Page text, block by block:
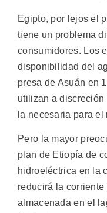
Egipto, por lejos el
tiene un problema
consumidores. Los
disponibilidad del
presa de Asuán en
utilizan a discreción
la necesaria para
Pero la mayor
plan de Etiopía de
hidroeléctrica en la
reducirá la
almacenada en el